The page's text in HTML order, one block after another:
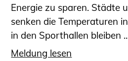
Energie zu sparen. Städte
senken die Temperaturen
in den Sporthallen bleiben
Meldung lesen